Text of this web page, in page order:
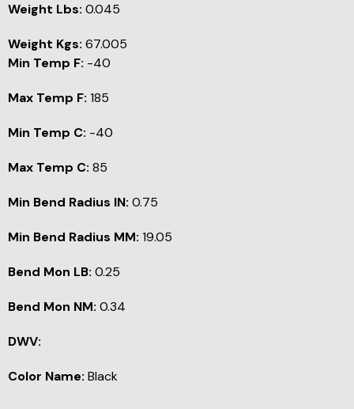
Weight Lbs: 0.045
Weight Kgs: 67.005
Min Temp F: -40
Max Temp F: 185
Min Temp C: -40
Max Temp C: 85
Min Bend Radius IN: 0.75
Min Bend Radius MM: 19.05
Bend Mon LB: 0.25
Bend Mon NM: 0.34
DWV:
Color Name: Black